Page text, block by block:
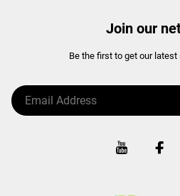
Join our
Be the first to get our